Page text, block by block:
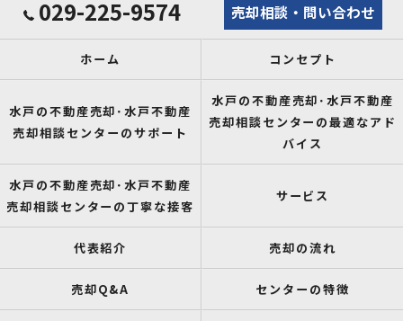
029-225-9574 売却相談・問い合わせ
ホーム コンセプト
水戸の不動産売却･水戸不動産
売却相談センターのサポート
水戸の不動産売却･水戸不動産
売却相談センターの最適なアド
バイス
水戸の不動産売却･水戸不動産
売却相談センターの丁寧な接客
サービス
代表紹介 売却の流れ
売却Q&A センターの特徴